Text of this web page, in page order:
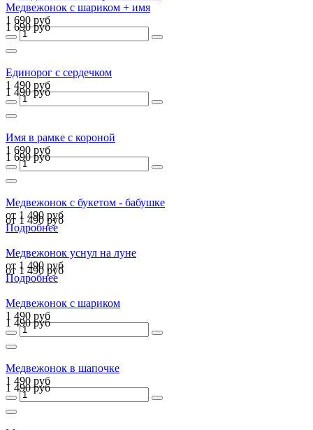
Медвежонок с шариком + имя
1 690 руб
1 690 руб
Единорог с сердечком
1 490 руб
1 490 руб
Имя в рамке с короной
1 690 руб
1 690 руб
Медвежонок с букетом - бабушке
от 1 490 руб
от 1 490 руб
Подробнее
Медвежонок уснул на луне
от 1 490 руб
от 1 490 руб
Подробнее
Медвежонок с шариком
1 490 руб
1 490 руб
Медвежонок в шапочке
1 490 руб
1 490 руб